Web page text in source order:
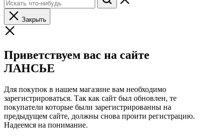
Закрыть
Приветствуем вас на сайте
ЛАНСЬЕ
Для покупок в нашем магазине вам необходимо
зарегистрироваться. Так как сайт был обновлен, те
покупатели которые были зарегистрированны на
предыдущем сайте, должны снова проити регистрацию.
Надеемся на понимание.